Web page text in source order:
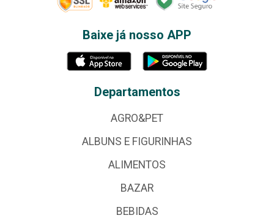
Baixe já nosso APP
Departamentos
AGRO&PET
ALBUNS E FIGURINHAS
ALIMENTOS
BAZAR
BEBIDAS